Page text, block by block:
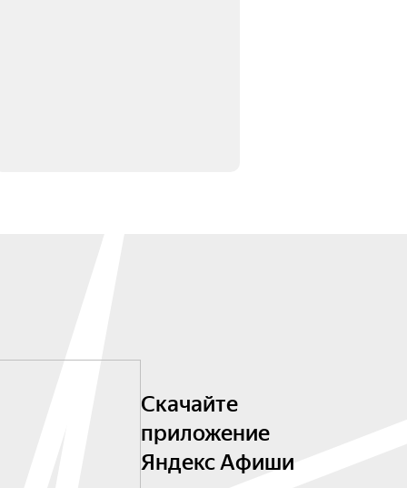
Скачайте
приложение
Яндекс Афиши